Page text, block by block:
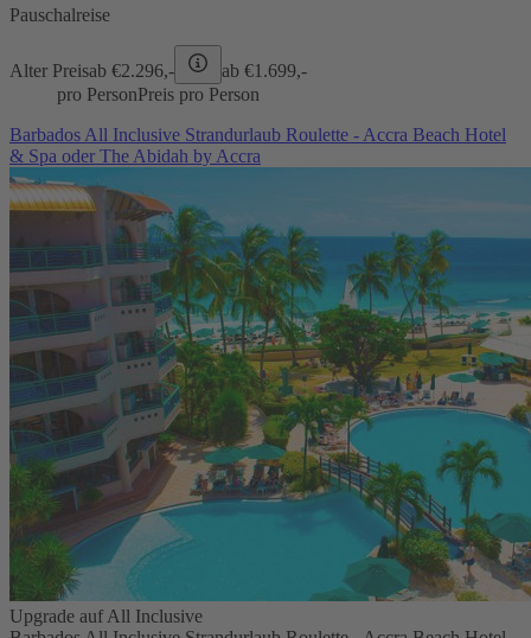
Pauschalreise
Alter Preisab €2.296,- ab €1.699,-
pro PersonPreis pro Person
Barbados All Inclusive Strandurlaub Roulette - Accra Beach Hotel
& Spa oder The Abidah by Accra
Upgrade auf All Inclusive